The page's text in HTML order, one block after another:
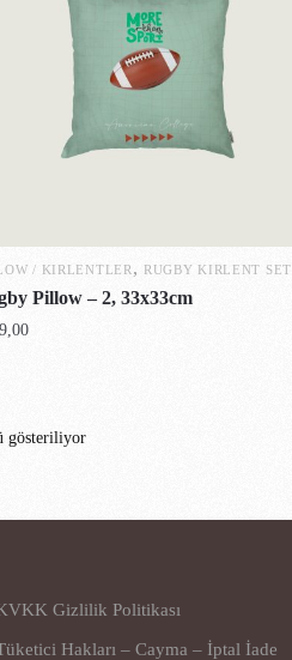
/ KIRLENTLER , RUGBY KIRLENT SETI
Pillow – 2, 33x33cm
gösteriliyor
Gizlilik Politikası
Hakları – Cayma – İptal İade